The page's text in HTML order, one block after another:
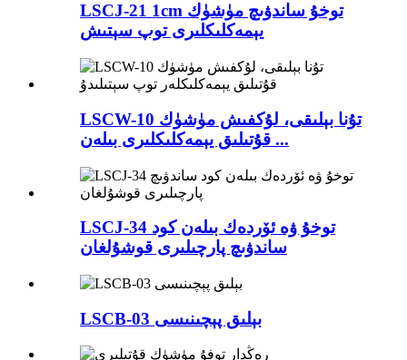
LSCJ-21 1cm توخۇ ساندۋىچ مۈشۈك
يېمەكلىكلىرى توپ سېتىش
LSCW-10 تۇنا بېلىقى، لۇكفىش مۈشۈك
قۇتىلىق يېمەكلىكلىرى بىلەن ...
LSCJ-34 توخۇ ۋە ئۆردەك بىلەن كود
ساندۋىچ پارچىلىرى قوشۇلغان
LSCB-03 بېلىق پېچىنىسى